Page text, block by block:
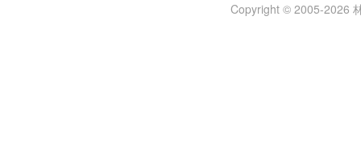
Copyright © 2005-2026